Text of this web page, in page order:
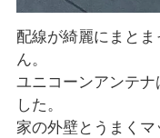
配線が綺麗にまと
ん。
ユニコーンアンテ
した。
家の外壁とうまく